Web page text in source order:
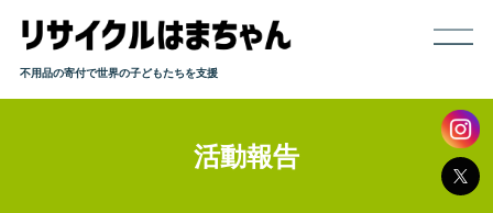
ホーム
不用品の寄付で世界の子どもたちを支援
活動報告